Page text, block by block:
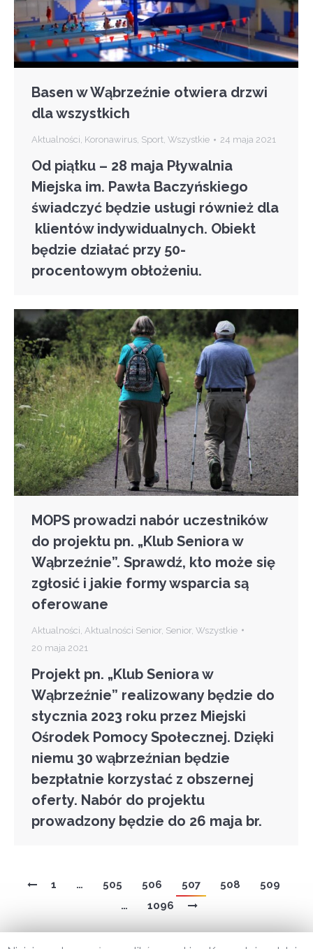
Basen w Wąbrzeźnie otwiera drzwi
dla wszystkich
Aktualności, Koronawirus, Sport, Wszystkie 24 maja 2021
Od piątku – 28 maja Pływalnia
Miejska im. Pawła Baczyńskiego
świadczyć będzie usługi również dla
klientów indywidualnych. Obiekt
będzie działać przy 50-
procentowym obłożeniu.
MOPS prowadzi nabór uczestników
do projektu pn. „Klub Seniora w
Wąbrzeźnie”. Sprawdź, kto może się
zgłosić i jakie formy wsparcia są
oferowane
Aktualności Aktualności Senior, Senior, Wszystkie
20 maja 2021
Projekt pn. „Klub Seniora w
Wąbrzeźnie” realizowany będzie do
stycznia 2023 roku przez Miejski
Ośrodek Pomocy Społecznej. Dzięki
niemu 30 wąbrzeźnian będzie
bezpłatnie korzystać z obszernej
oferty. Nabór do projektu
prowadzony będzie do 26 maja br.
1 … 505 506 507 508
509
…
1096